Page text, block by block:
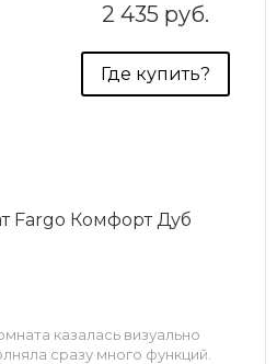
2 435 руб.
Где купить?
Fargo Комфорт Дуб
казалась визуально
сразу много функций.